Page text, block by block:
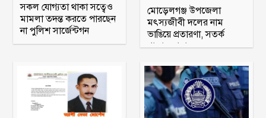
সকল যোগ্যতা থাকা সত্বেও
মামলা তদন্ত করতে পারছেন
না পুলিশ সার্জেন্টগন
মোড়েলগঞ্জ উপজেলা
মৎস্যজীবী দলের নাম
ভাঙিয়ে প্রতারণা, সতর্ক
থাকার আহ্বান